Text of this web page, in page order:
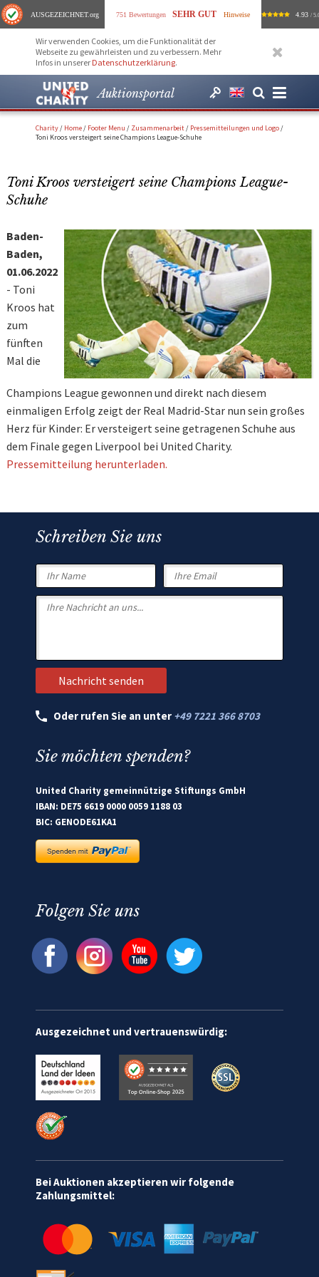
AUSGEZEICHNET.org 751 Bewertungen SEHR GUT Hinweise 4.93 /
Wir verwenden Cookies, um die Funktionalität der
Webseite zu gewährleisten und zu verbessern. Mehr
Infos in unserer Datenschutzerklärung.
Auktionsportal
Charity/ Home/ Footer Menu / Zusammenarbeit/ Pressemitteilungen und Logo/
Toni Kroos versteigert seine Champions League-Schuhe
Toni Kroos versteigert seine Champions League-
Schuhe
Baden-
Baden,
01.06.2022
- Toni
Kroos hat
zum
fünften
Mal die
Champions League gewonnen und direkt nach diesem
einmaligen Erfolg zeigt der Real Madrid-Star nun sein großes
Herz für Kinder: Er versteigert seine getragenen Schuhe aus
dem Finale gegen Liverpool bei United Charity.
Pressemitteilung herunterladen.
Schreiben Sie uns
Oder rufen Sie an unter +49 7221 366 8703
Sie möchten spenden?
United Charity gemeinnützige Stiftungs GmbH
IBAN: DE75 6619 0000 0059 1188 03
BIC: GENODE61KA1
Folgen Sie uns
Ausgezeichnet und vertrauenswürdig:
Bei Auktionen akzeptieren wir folgende
Zahlungsmittel: